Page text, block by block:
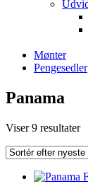
Mønter
Pengesedler
Panama
Viser 9 resultater